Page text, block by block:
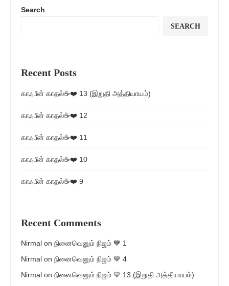
Search
SEARCH
Recent Posts
காஃபீன் காதல்☕❤️ 13 (இறுதி அத்தியாயம்)
காஃபீன் காதல்☕❤️ 12
காஃபீன் காதல்☕❤️ 11
காஃபீன் காதல்☕❤️ 10
காஃபீன் காதல்☕❤️ 9
Recent Comments
Nirmal on நினைவெனும் நிஜம் 💙 1
Nirmal on நினைவெனும் நிஜம் 💙 4
Nirmal on நினைவெனும் நிஜம் 💙 13 (இறுதி அத்தியாயம்)